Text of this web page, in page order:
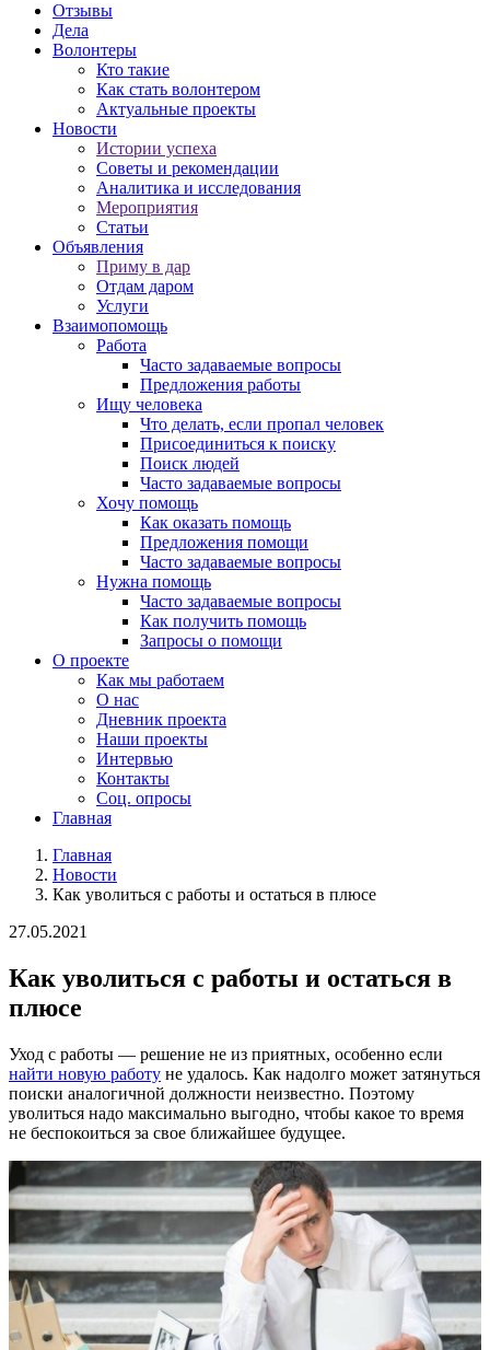
Отзывы
Дела
Волонтеры
Кто такие
Как стать волонтером
Актуальные проекты
Новости
Истории успеха
Советы и рекомендации
Аналитика и исследования
Мероприятия
Статьи
Объявления
Приму в дар
Отдам даром
Услуги
Взаимопомощь
Работа
Часто задаваемые вопросы
Предложения работы
Ищу человека
Что делать, если пропал человек
Присоединиться к поиску
Поиск людей
Часто задаваемые вопросы
Хочу помощь
Как оказать помощь
Предложения помощи
Часто задаваемые вопросы
Нужна помощь
Часто задаваемые вопросы
Как получить помощь
Запросы о помощи
О проекте
Как мы работаем
О нас
Дневник проекта
Наши проекты
Интервью
Контакты
Соц. опросы
Главная
Главная
Новости
Как уволиться с работы и остаться в плюсе
27.05.2021
Как уволиться с работы и остаться в
плюсе
Уход с работы ― решение не из приятных, особенно если
найти новую работу не удалось. Как надолго может затянуться
поиски аналогичной должности неизвестно. Поэтому
уволиться надо максимально выгодно, чтобы какое то время
не беспокоиться за свое ближайшее будущее.